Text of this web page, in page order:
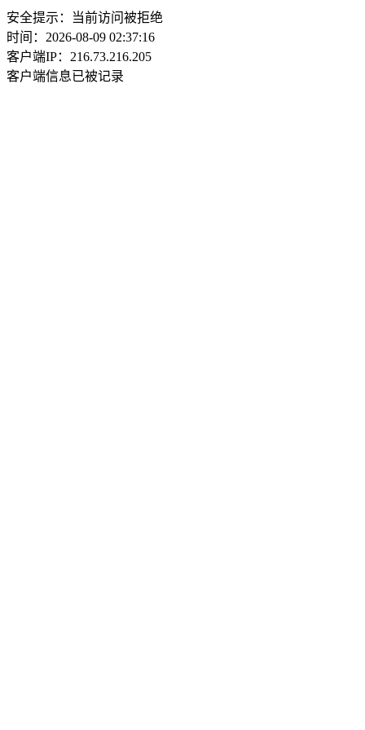
安全提示：当前访问被拒绝
时间：2026-08-09 02:37:16
客户端IP：216.73.216.205
客户端信息已被记录